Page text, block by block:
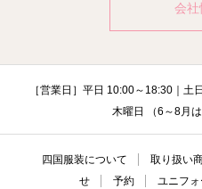
会社
［営業日］平日 10:00～18:30｜
木曜日 （6～8月
四国服装について 取り扱い
せ
予約 ユニフォ